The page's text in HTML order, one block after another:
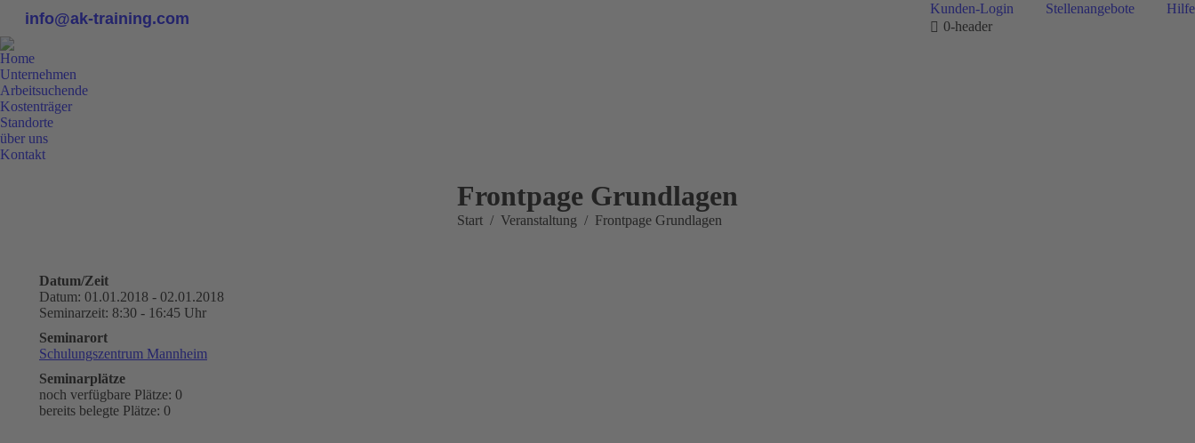
info@ak-training.com
Kunden-Login Stellenangebote
Hilfe
0-header
Home
Unternehmen
Arbeitsuchende
Kostenträger
Standorte
über uns
Kontakt
Frontpage Grundlagen
Sie befinden sich hier:
Start Veranstaltung Frontpage Grundlagen
Datum/Zeit
Datum: 01.01.2018 - 02.01.2018
Seminarzeit: 8:30 - 16:45 Uhr
Seminarort
Schulungszentrum Mannheim
Seminarplätze
noch verfügbare Plätze: 0
bereits belegte Plätze: 0